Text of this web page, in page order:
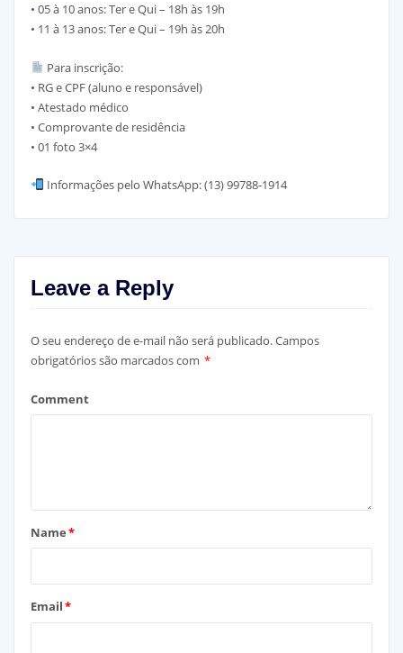
• 05 à 10 anos: Ter e Qui – 18h às 19h
• 11 à 13 anos: Ter e Qui – 19h às 20h
Para inscrição:
• RG e CPF (aluno e responsável)
• Atestado médico
• Comprovante de residência
• 01 foto 3×4
Informações pelo WhatsApp: (13) 99788-1914
Leave a Reply
O seu endereço de e-mail não será publicado.Campos
obrigatórios são marcados com *
Comment
Name*
Email*